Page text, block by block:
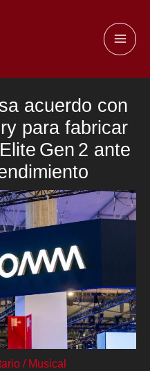
acuerdo con
para fabricar
Gen 2 ante
/ Musical